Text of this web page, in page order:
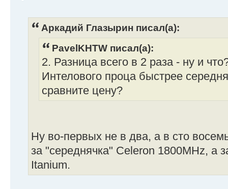
Аркадий Глазырин писал(а):
PavelKHTW писал(а):
2. Разница всего в 2 раза - ну и
Интелового проца быстрее
сравните цену?
Ну во-первых не в два, а в сто
за "середнячка" Celeron 1800MHz, а
Itanium.